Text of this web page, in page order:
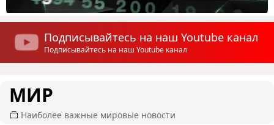
Подписывайтесь на наш Youtube канал
Подписывайтесь на наш Youtube канал
МИР
Наиболее важные мировые новости